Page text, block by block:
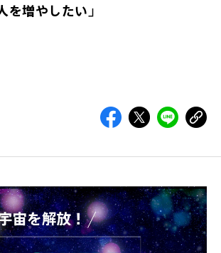
を増やしたい」
わせは以下のボタンからお願いします。
合わせ